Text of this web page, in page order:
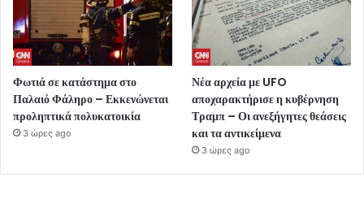
Φωτιά σε κατάστημα στο
Παλαιό Φάληρο – Εκκενώνεται
προληπτικά πολυκατοικία
3 ώρες ago
Νέα αρχεία με UFO
αποχαρακτήρισε η κυβέρνηση
Τραμπ – Οι ανεξήγητες θεάσεις
και τα αντικείμενα
3 ώρες ago